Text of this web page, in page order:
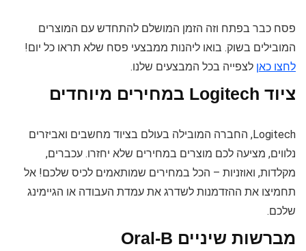
פסח כבר בפתח וזה הזמן המושלם להתחדש עם המוצרים
המובילים בשוק. בואו ליהנות ממבצעי פסח שלא תראו כל יום!
לחצו כאן לצפייה בכל המבצעים שלנו.
ציוד Logitech במחירים מיוחדים
Logitech, החברה המובילה בעולם בציוד מחשבים ואביזרים
נלווים, מציעה לכם מוצרים במחירים שלא יחזרו. עכברים,
מקלדות, ואוזניות – הכל במחירים שמותאמים לכיס שלכם! אל
תחמיצו את ההזדמנות לשדרג את עמדת העבודה או הגיימינג
שלכם.
מברשות שיניים Oral-B